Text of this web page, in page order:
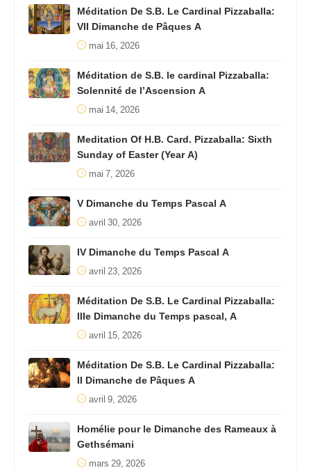
Méditation De S.B. Le Cardinal Pizzaballa:
VII Dimanche de Pâques A
mai 16, 2026
Méditation de S.B. le cardinal Pizzaballa:
Solennité de l’Ascension A
mai 14, 2026
Meditation Of H.B. Card. Pizzaballa: Sixth
Sunday of Easter (Year A)
mai 7, 2026
V Dimanche du Temps Pascal A
avril 30, 2026
IV Dimanche du Temps Pascal A
avril 23, 2026
Méditation De S.B. Le Cardinal Pizzaballa:
IIIe Dimanche du Temps pascal, A
avril 15, 2026
Méditation De S.B. Le Cardinal Pizzaballa:
II Dimanche de Pâques A
avril 9, 2026
Homélie pour le Dimanche des Rameaux à
Gethsémani
mars 29, 2026